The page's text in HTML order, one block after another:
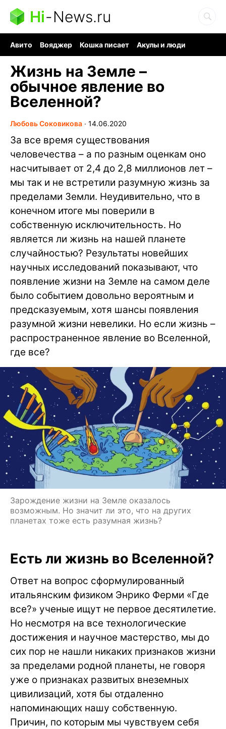
Hi-News.ru
Авито Вояджер Кошка писает
Акулы и люди
Жизнь на Земле –
обычное явление во
Вселенной?
Любовь Соковикова ∙ 14.06.2020
За все время существования
человечества – а по разным оценкам оно
насчитывает от 2,4 до 2,8 миллионов лет –
мы так и не встретили разумную жизнь за
пределами Земли. Неудивительно, что в
конечном итоге мы поверили в
собственную исключительность. Но
является ли жизнь на нашей планете
случайностью? Результаты новейших
научных исследований показывают, что
появление жизни на Земле на самом деле
было событием довольно вероятным и
предсказуемым, хотя шансы появления
разумной жизни невелики. Но если жизнь –
распространенное явление во Вселенной,
где все?
Зарождение жизни на Земле оказалось
возможным. Но значит ли это, что на других
планетах тоже есть разумная жизнь?
Есть ли жизнь во Вселенной?
Ответ на вопрос сформулированный
итальянским физиком Энрико Ферми «Где
все?» ученые ищут не первое десятилетие.
Но несмотря на все технологические
достижения и научное мастерство, мы до
сих пор не нашли никаких признаков жизни
за пределами родной планеты, не говоря
уже о признаках развитых внеземных
цивилизаций, хотя бы отдаленно
напоминающих нашу собственную.
Причин, по которым мы чувствуем себя